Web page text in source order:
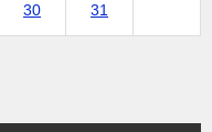
30 31